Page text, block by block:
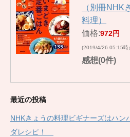
（別冊NHK
料理）
価格:972円
(2019/4/26 05:15時
感想(0件)
最近の投稿
NHKきょうの料理ビギナーズはハン
ダレシピ！